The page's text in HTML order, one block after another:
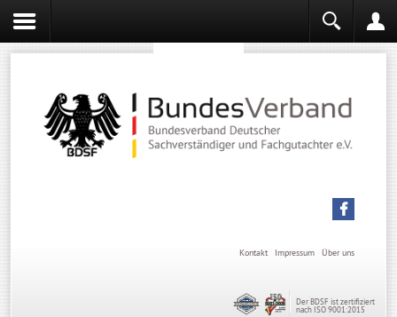
Über uns
Impressum
Kontakt
Der BDSF ist zertifiziert
nach ISO 9001:2015